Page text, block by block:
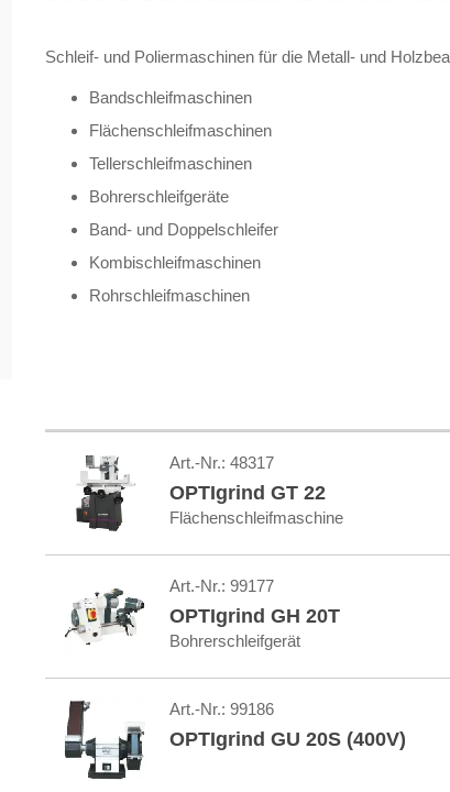
Schleif- und Poliermaschinen für die Metall- und
Bandschleifmaschinen
Flächenschleifmaschinen
Tellerschleifmaschinen
Bohrerschleifgeräte
Band- und Doppelschleifer
Kombischleifmaschinen
Rohrschleifmaschinen
Art.-Nr.: 48317
OPTIgrind GT 22
Flächenschleifmaschine
Art.-Nr.: 99177
OPTIgrind GH 20T
Bohrerschleifgerät
Art.-Nr.: 99186
OPTIgrind GU 20S (400V)